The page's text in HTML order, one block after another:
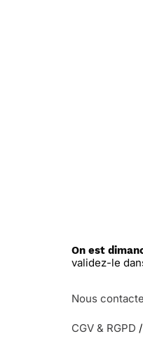
On est
validez-le
Nous
CGV & RGPD /